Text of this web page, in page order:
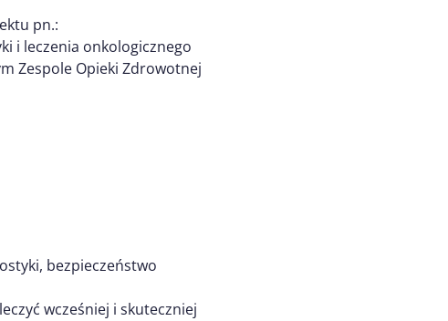
pn.:
i leczenia onkologicznego
Zespole Opieki Zdrowotnej
bezpieczeństwo
wcześniej i skuteczniej